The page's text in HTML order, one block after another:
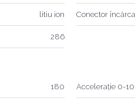
litiu ion
286
Conector
180 Accelerație 0-